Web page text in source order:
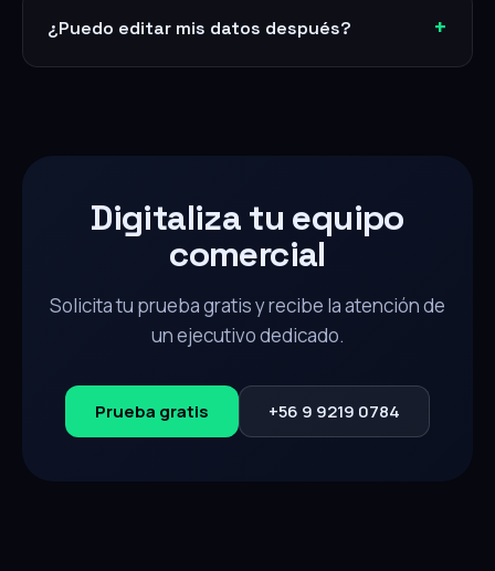
¿Puedo editar mis datos después?
Digitaliza tu equipo
comercial
Solicita tu prueba gratis y recibe la atención de
un ejecutivo dedicado.
Prueba gratis +56 9 9219 0784